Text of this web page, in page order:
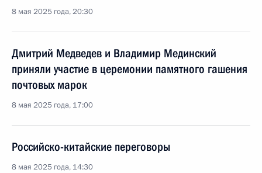
8 мая 2025 года, 20:30
Дмитрий Медведев и Владимир Мединский
приняли участие в церемонии памятного гашения
почтовых марок
8 мая 2025 года, 17:00
Российско-китайские переговоры
8 мая 2025 года, 14:30